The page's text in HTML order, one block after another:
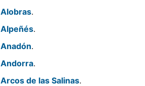
Alobras.
Alpeñés.
Anadón.
Andorra.
Arcos de las Salinas.